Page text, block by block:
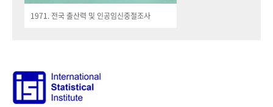
1971. 전국 출산력 및 인공임신중절조사